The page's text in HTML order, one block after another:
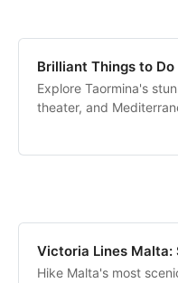
Brilliant Things to
Explore Taormina's
theater, and
Victoria Lines Malta:
Hike Malta's most